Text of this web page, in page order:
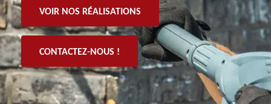
VOIR NOS RÉALISATIONS
CONTACTEZ-NOUS !